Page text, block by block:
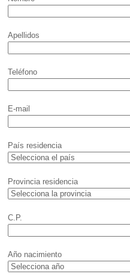
Apellidos
Teléfono
E-mail
País residencia
Provincia residencia
C.P.
Año nacimiento